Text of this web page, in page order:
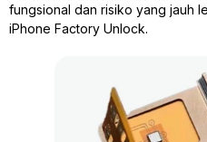
fungsional dan risiko yang jauh
iPhone Factory Unlock.